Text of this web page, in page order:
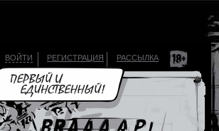
ВОЙТИ РЕГИСТРАЦИЯ РАССЫЛКА